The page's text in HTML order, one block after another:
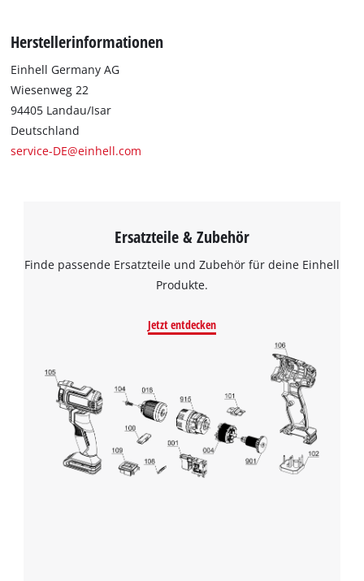
Herstellerinformationen
Einhell Germany AG
Wiesenweg 22
94405 Landau/Isar
Deutschland
service-DE@einhell.com
Ersatzteile & Zubehör
Finde passende Ersatzteile und Zubehör für deine Einhell
Produkte.
Jetzt entdecken